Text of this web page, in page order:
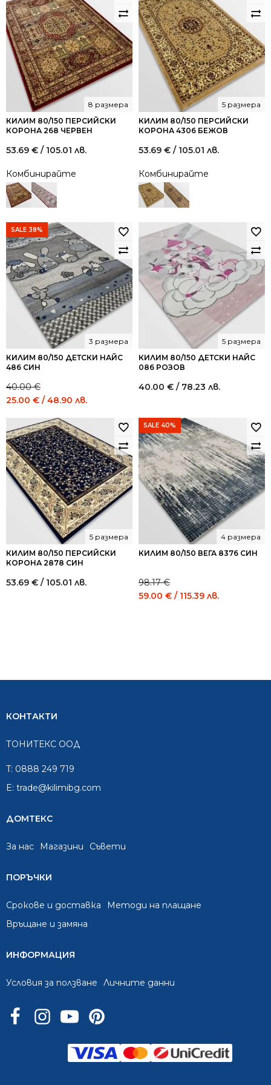
98.17 €
/
192.00
лв..
59.00 €
/
115.39
лв..
98.17 €
/
192.00
лв..
59.00 €
/
115.39
лв..
КИЛИМ 80/150 ПЕРСИЙСКИ
КОРОНА 268 ЧЕРВЕН
8 размера
53.69 € / 105.01 лв.
Комбинирайте
КИЛИМ 80/150 ПЕРСИЙСКИ
КОРОНА 4306 БЕЖОВ
5 размера
53.69 € / 105.01 лв.
Комбинирайте
SALE 38%
КИЛИМ 80/150 ДЕТСКИ НАЙС
486 СИН
3 размера
40.00€
Original
was:
40.00 €
/
78.23
лв..
25.00 € / 48.90 лв.
25.00 €
/
48.90
лв..
КИЛИМ 80/150 ДЕТСКИ НАЙС
086 РОЗОВ
5 размера
40.00 € / 78.23 лв.
КИЛИМ 80/150 ПЕРСИЙСКИ
КОРОНА 2878 СИН
5 размера
53.69 € / 105.01 лв.
SALE 40%
КИЛИМ 80/150 ВЕГА 8376 СИН
4 размера
98.17€
Original
59.00 € / 115.39 лв.
КОНТАКТИ
ТОНИТЕКС ООД
T: 0888 249 719
E: trade@kilimibg.com
ДОМТЕКС
За нас Mагазини Съвети
ПОРЪЧКИ
Срокове и доставка
Методи на плащане
Връщане и замяна
ИНФОРМАЦИЯ
Условия за ползване Личните данни